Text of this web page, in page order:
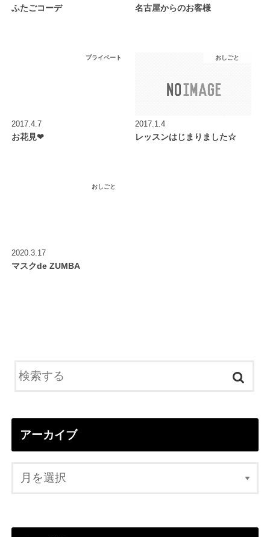
ふたごコーデ 名古屋からのお客様
プライベート
2017.4.7
お花見❤︎
おしごと
2017.1.4
レッスンはじまりました☆
おしごと
2020.3.17
マスクde ZUMBA
アーカイブ